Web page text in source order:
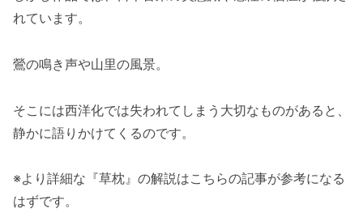
れています。
鶯の鳴き声や山里の風景。
そこには西洋化では失われてしまう大切なものがあると、
静かに語りかけてくるのです。
※より詳細な『草枕』の解説はこちらの記事が参考になる
はずです。